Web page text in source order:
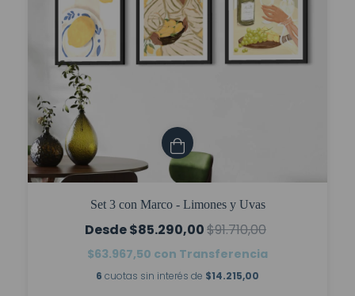
Set 3 con Marco - Limones y Uvas
$85.290,00$91.710,00
$63.967,50 con Transferencia
6 cuotas sin interés de $14.215,00